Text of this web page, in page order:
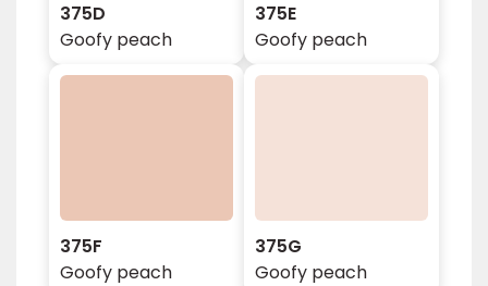
375D
Goofy peach
375E
Goofy peach
375F
Goofy peach
375G
Goofy peach